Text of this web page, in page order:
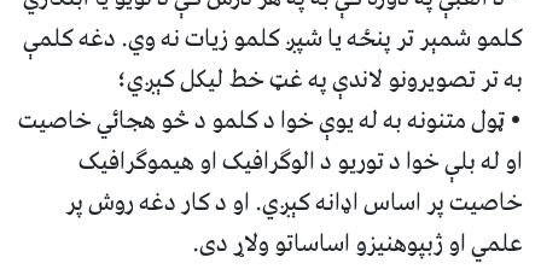
کلمو شمېر تر پنځه يا شپږ کلمو زيات نه وي. دغه کلمې
به تر تصويرونو لاندې په غټ خط ليکل کېږي؛
• ټول متنونه به له يوې خوا د کلمو د څو هجائي خاصيت
او له بلې خوا د توريو د الوګرافيک او هيموګرافيک
خاصيت پر اساس اډانه کېږي. او د کار دغه روش پر
علمي او ژبپوهنيزو اساساتو ولاړ دی.